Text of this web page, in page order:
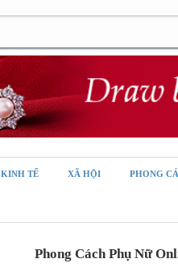
KINH TẾ XÃ HỘI PHONG
Phong Cách Phụ Nữ